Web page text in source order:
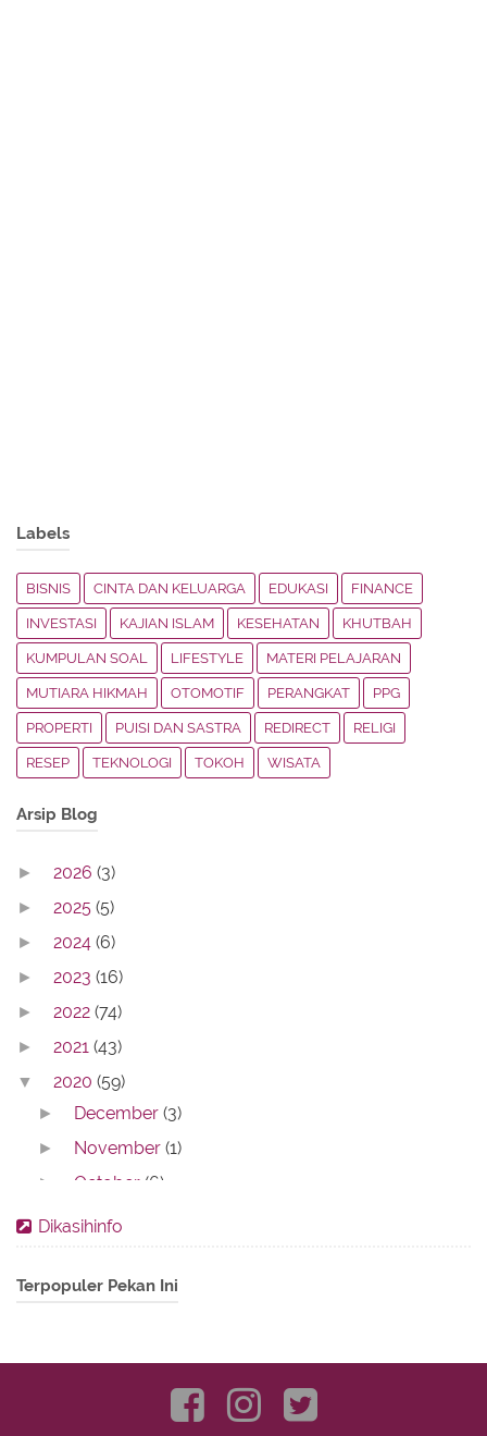
Labels
BISNIS CINTA DAN KELUARGA EDUKASI FINANCE
INVESTASI KAJIAN ISLAM KESEHATAN KHUTBAH
KUMPULAN SOAL LIFESTYLE MATERI PELAJARAN
MUTIARA HIKMAH OTOMOTIF PERANGKAT PPG
PROPERTI PUISI DAN SASTRA REDIRECT RELIGI
RESEP TEKNOLOGI TOKOH WISATA
Arsip Blog
► 2026 (3)
► 2025 (5)
► 2024 (6)
► 2023 (16)
► 2022 (74)
► 2021 (43)
▼ 2020 (59)
► December(3)
► November(1)
► October (6)
► September
► July(10)
Contoh Soal Penilaian Akhir Tahun PKn Kelas XI
Dikasihinfo
Terpopuler Pekan Ini